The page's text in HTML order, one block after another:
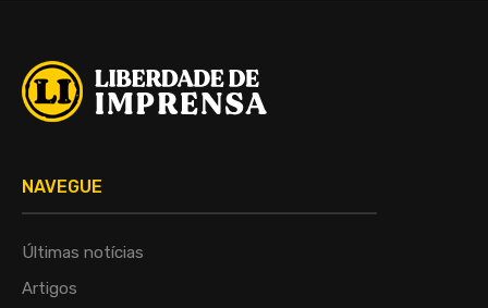
NAVEGUE
Últimas notícias
Artigos